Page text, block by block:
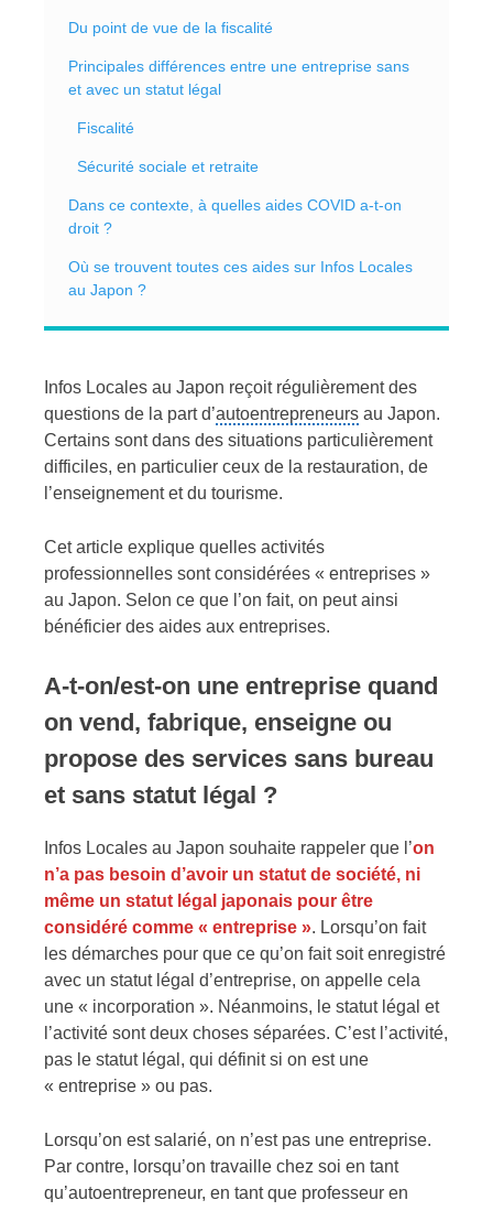
Du point de vue de la fiscalité
Principales différences entre une entreprise sans
et avec un statut légal
Fiscalité
Sécurité sociale et retraite
Dans ce contexte, à quelles aides COVID a-t-on
droit ?
Où se trouvent toutes ces aides sur Infos Locales
au Japon ?
Infos Locales au Japon reçoit régulièrement des
questions de la part d’autoentrepreneurs au Japon.
Certains sont dans des situations particulièrement
difficiles, en particulier ceux de la restauration, de
l’enseignement et du tourisme.
Cet article explique quelles activités
professionnelles sont considérées « entreprises »
au Japon. Selon ce que l’on fait, on peut ainsi
bénéficier des aides aux entreprises.
A-t-on/est-on une entreprise quand
on vend, fabrique, enseigne ou
propose des services sans bureau
et sans statut légal ?
Infos Locales au Japon souhaite rappeler que l’on
n’a pas besoin d’avoir un statut de société, ni
même un statut légal japonais pour être
considéré comme « entreprise ». Lorsqu’on fait
les démarches pour que ce qu’on fait soit enregistré
avec un statut légal d’entreprise, on appelle cela
une « incorporation ». Néanmoins, le statut légal et
l’activité sont deux choses séparées. C’est l’activité,
pas le statut légal, qui définit si on est une
« entreprise » ou pas.
Lorsqu’on est salarié, on n’est pas une entreprise.
Par contre, lorsqu’on travaille chez soi en tant
qu’autoentrepreneur, en tant que professeur en